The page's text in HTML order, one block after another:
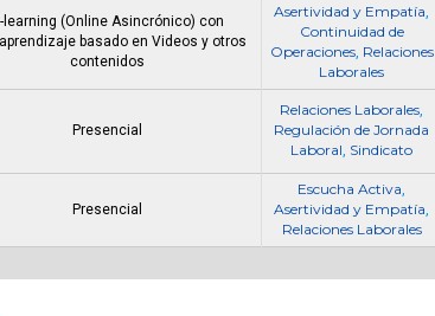
learning (Online Asincrónico) con
basado en Videos y otros
contenidos
Asertividad y Empatía,
Continuidad de
Operaciones, Relaciones
Laborales
Presencial
Relaciones Laborales,
Regulación de Jornada
Laboral, Sindicato
Presencial
Escucha Activa,
Asertividad y Empatía,
Relaciones Laborales